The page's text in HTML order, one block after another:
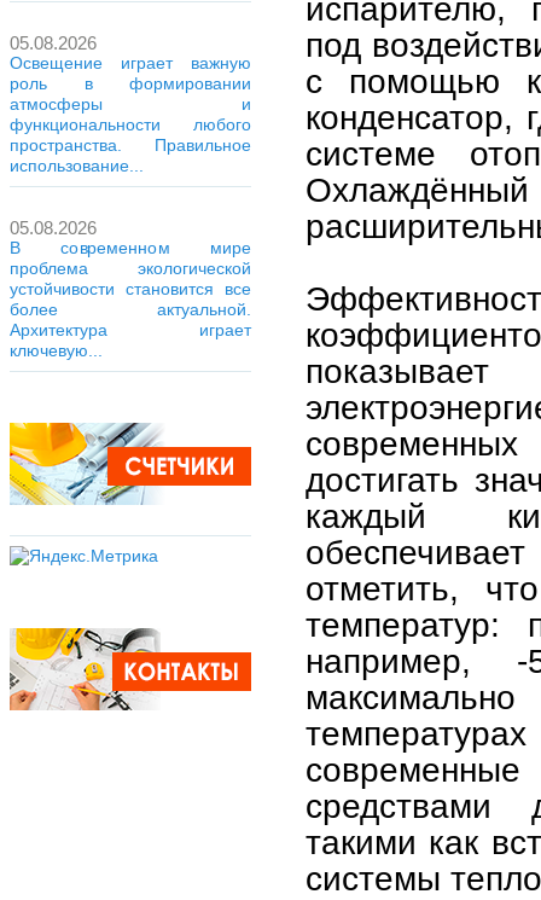
05.08.2026
Освещение играет важную
роль в формировании
атмосферы и
функциональности любого
пространства. Правильное
использование...
05.08.2026
В современном мире
проблема экологической
устойчивости становится все
более актуальной.
Архитектура играет
ключевую...
испарителю,
под
с помощью
конденсатор,
системе
Охлаждённый
достигать
каждый
отметить,
температур:
например, -
средствами
такими как
системы